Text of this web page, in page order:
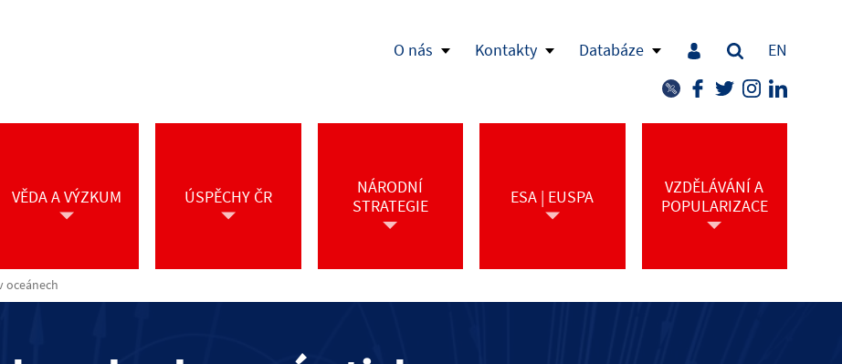
O nás Kontakty Databáze EN
VĚDA A VÝZKUM ÚSPĚCHY ČR
NÁRODNÍ
STRATEGIE
ESA | EUSPA
VZDĚLÁVÁNÍ A
POPULARIZACE
oceánech